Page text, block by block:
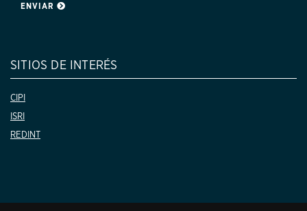
ENVIAR
SITIOS DE INTERÉS
CIPI
ISRI
REDINT